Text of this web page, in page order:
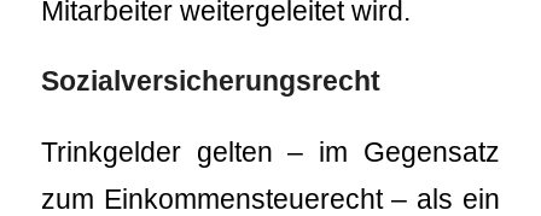
Mitarbeiter weitergeleitet wird.
Sozialversicherungsrecht
Trinkgelder gelten – im Gegensatz
zum Einkommensteuerecht – als ein